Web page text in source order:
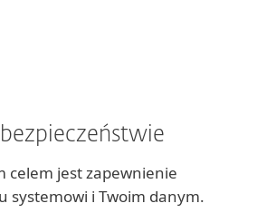
celem jest zapewnienie
systemowi i Twoim danym.